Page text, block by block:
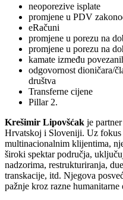
neoporezive isplate
promjene u PDV
eRačuni
promjene u porezu na
promjene u porezu na
kamate između
odgovornost dioničara/
društva
Transferne cijene
Pillar 2.
Krešimir Lipovšćak je
Hrvatskoj i Sloveniji. Uz fokus
multinacionalnim klijentima,
široki spektar područja,
nadzorima, restrukturiranja,
transkacije, itd. Njegova
pažnje kroz razne